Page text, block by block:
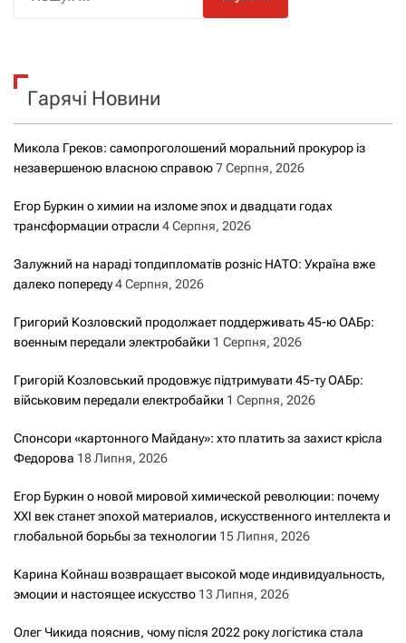
к
Гарячі Новини
Микола Греков: самопроголошений моральний прокурор із
незавершеною власною справою7 Серпня, 2026
Егор Буркин о химии на изломе эпох и двадцати годах
трансформации отрасли 4 Серпня, 2026
Залужний на нараді топдипломатів розніс НАТО: Україна вже
далеко попереду4 Серпня, 2026
Григорий Козловский продолжает поддерживать 45-ю ОАБр:
военным передали электробайки 1 Серпня, 2026
Григорій Козловський продовжує підтримувати 45-ту ОАБр:
військовим передали електробайки 1 Серпня, 2026
Спонсори «картонного Майдану»: хто платить за захист крісла
Федорова 18 Липня, 2026
Егор Буркин о новой мировой химической революции: почему
XXI век станет эпохой материалов, искусственного интеллекта и
глобальной борьбы за технологии 15 Липня, 2026
Карина Койнаш возвращает высокой моде индивидуальность,
эмоции и настоящее искусство 13 Липня, 2026
Олег Чикида пояснив, чому після 2022 року логістика стала